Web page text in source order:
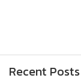
Recent Posts